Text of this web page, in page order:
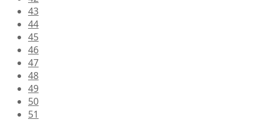
43
44
45
46
47
48
49
50
51